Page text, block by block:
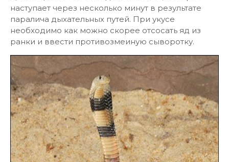
наступает через несколько минут в результате
паралича дыхательных путей. При укусе
необходимо как можно скорее отсосать яд из
ранки и ввести противозмеиную сыворотку.